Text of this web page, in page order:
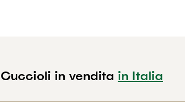
in vendita in Italia